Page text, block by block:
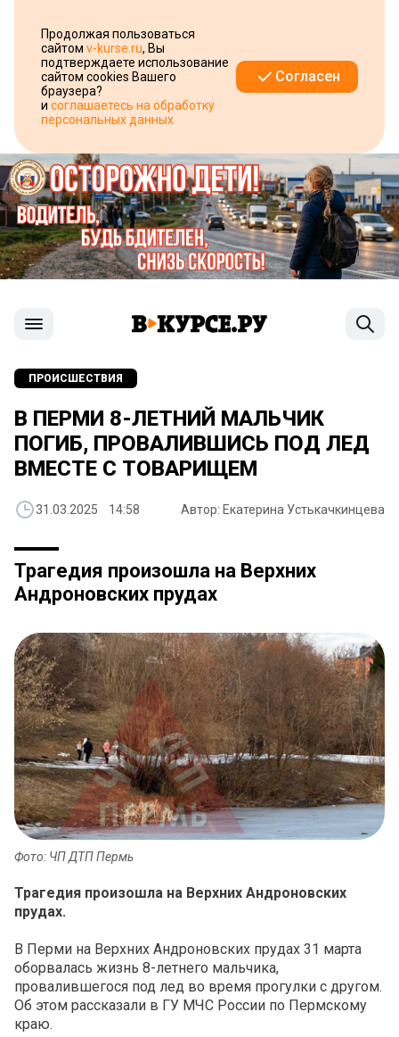
Продолжая пользоваться
сайтом v-kurse.ru, Вы
подтверждаете использование
сайтом cookies Вашего
браузера?
и соглашаетесь на обработку
персональных данных
Согласен
ПРОИСШЕСТВИЯ
В ПЕРМИ 8-ЛЕТНИЙ МАЛЬЧИК
ПОГИБ, ПРОВАЛИВШИСЬ ПОД ЛЕД
ВМЕСТЕ С ТОВАРИЩЕМ
31.03.2025 14:58 Автор: Екатерина Устькачкинцева
Трагедия произошла на Верхних
Андроновских прудах
Фото: ЧП ДТП Пермь
Трагедия произошла на Верхних Андроновских
прудах.
В Перми на Верхних Андроновских прудах 31 марта
оборвалась жизнь 8-летнего мальчика,
провалившегося под лед во время прогулки с другом.
Об этом рассказали в ГУ МЧС России по Пермскому
краю.